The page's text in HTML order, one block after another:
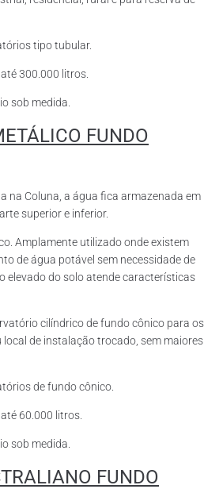
tipo tubular.
300.000 litros.
sob medida.
FUNDO
na Coluna, a água fica armazenada em
superior e inferior.
Amplamente utilizado onde existem
de água potável sem necessidade de
elevado do solo atende características
cilíndrico de fundo cônico para os
local de instalação trocado, sem maiores
de fundo cônico.
60.000 litros.
sob medida.
FUNDO